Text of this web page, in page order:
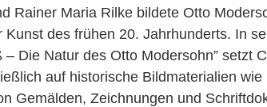
Rainer Maria Rilke bildete Otto
des frühen 20. Jahrhunderts. In
Die Natur des Otto Modersohn” setzt
auf historische Bildmaterialien wie
Gemälden, Zeichnungen und